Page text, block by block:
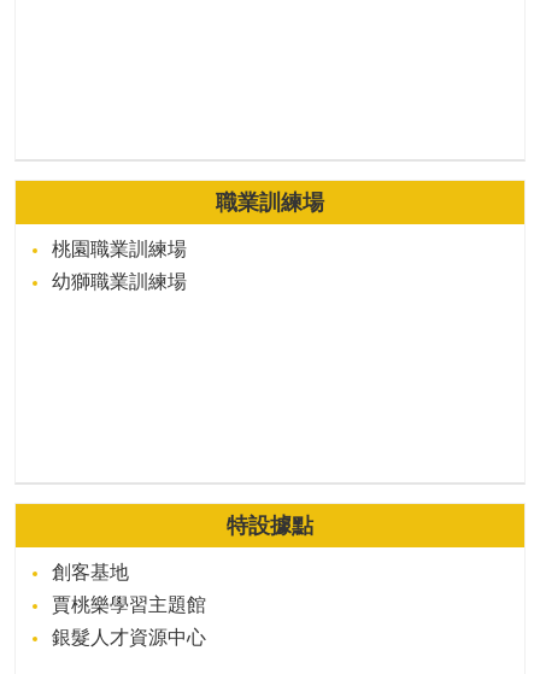
職業訓練場
桃園職業訓練場
幼獅職業訓練場
特設據點
創客基地
賈桃樂學習主題館
銀髮人才資源中心